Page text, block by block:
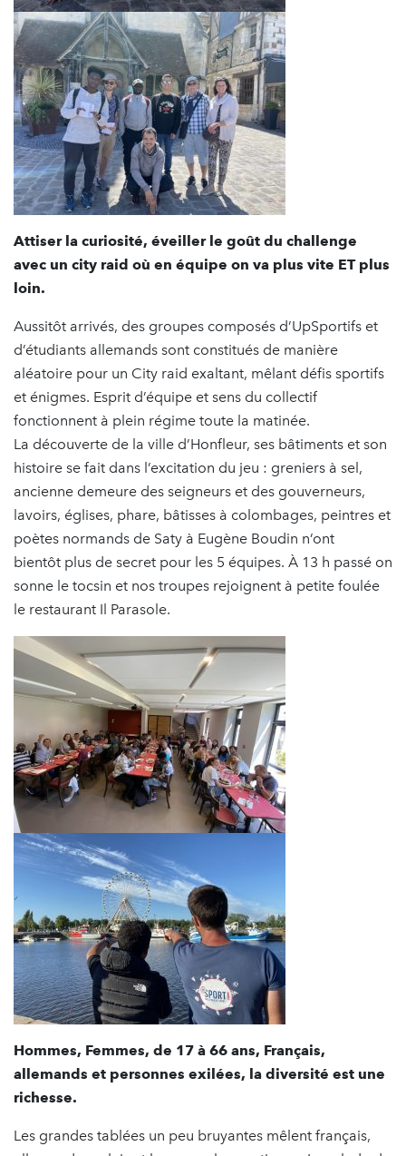
Attiser la curiosité, éveiller le goût du challenge
avec un city raid où en équipe on va plus vite ET plus
loin.
Aussitôt arrivés, des groupes composés d’UpSportifs et
d’étudiants allemands sont constitués de manière
aléatoire pour un City raid exaltant, mêlant défis sportifs
et énigmes. Esprit d’équipe et sens du collectif
fonctionnent à plein régime toute la matinée.
La découverte de la ville d’Honfleur, ses bâtiments et son
histoire se fait dans l’excitation du jeu : greniers à sel,
ancienne demeure des seigneurs et des gouverneurs,
lavoirs, églises, phare, bâtisses à colombages, peintres et
poètes normands de Saty à Eugène Boudin n’ont
bientôt plus de secret pour les 5 équipes. À 13 h passé on
sonne le tocsin et nos troupes rejoignent à petite foulée
le restaurant Il Parasole.
Hommes, Femmes, de 17 à 66 ans, Français,
allemands et personnes exilées, la diversité est une
richesse.
Les grandes tablées un peu bruyantes mêlent français,